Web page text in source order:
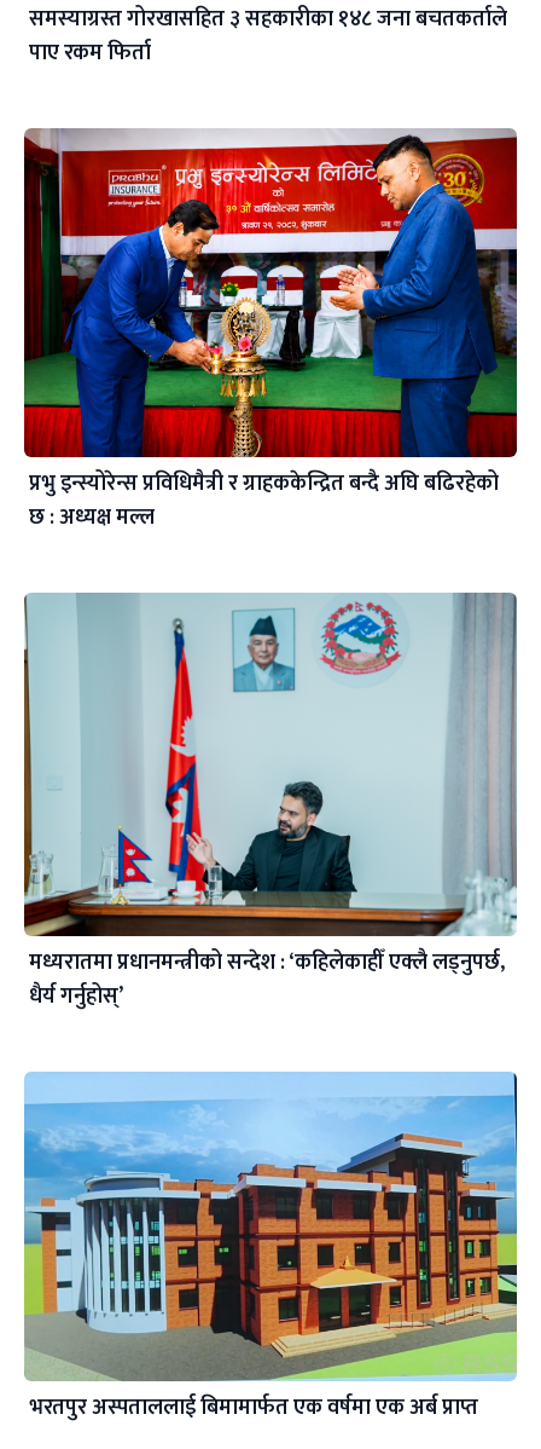
समस्याग्रस्त गोरखासहित ३ सहकारीका १४८ जना बचतकर्ताले
पाए रकम फिर्ता
प्रभु इन्स्योरेन्स प्रविधिमैत्री र ग्राहककेन्द्रित बन्दै अघि बढिरहेको
छ : अध्यक्ष मल्ल
मध्यरातमा प्रधानमन्त्रीको सन्देश : ‘कहिलेकाहीँ एक्लै लड्नुपर्छ,
धैर्य गर्नुहोस्’
भरतपुर अस्पताललाई बिमामार्फत एक वर्षमा एक अर्ब प्राप्त